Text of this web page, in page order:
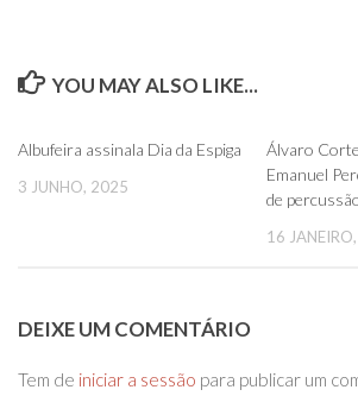
YOU MAY ALSO LIKE...
Albufeira assinala Dia da Espiga
3 JUNHO, 2025
Álvaro
Emanuel
de
16
DEIXE UM COMENTÁRIO
Tem de iniciar a sessão para publicar um